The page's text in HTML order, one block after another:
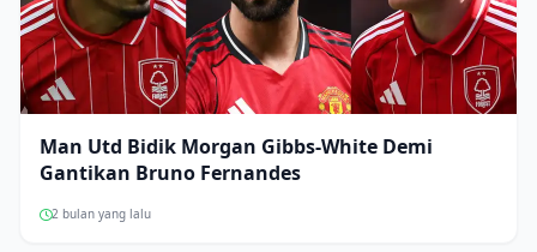
Man Utd Bidik Morgan Gibbs-White Demi
Gantikan Bruno Fernandes
2 bulan yang lalu